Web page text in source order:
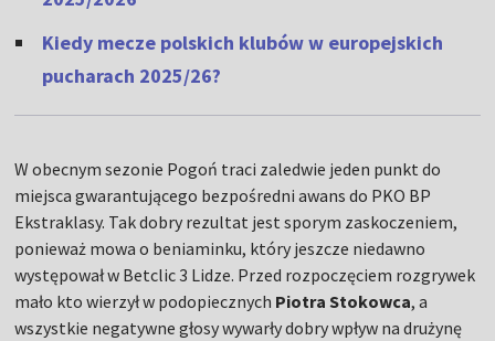
Kiedy mecze polskich klubów w europejskich
pucharach 2025/26?
W obecnym sezonie Pogoń traci zaledwie jeden punkt do
miejsca gwarantującego bezpośredni awans do PKO BP
Ekstraklasy. Tak dobry rezultat jest sporym zaskoczeniem,
ponieważ mowa o beniaminku, który jeszcze niedawno
występował w Betclic 3 Lidze. Przed rozpoczęciem rozgrywek
mało kto wierzył w podopiecznych Piotra Stokowca, a
wszystkie negatywne głosy wywarły dobry wpływ na drużynę